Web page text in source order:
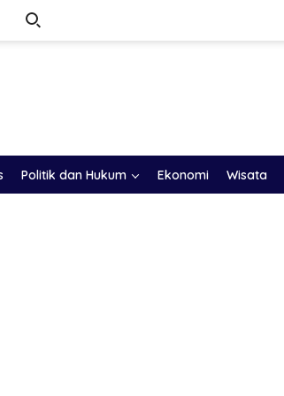
Politik dan Hukum Ekonomi Wisata